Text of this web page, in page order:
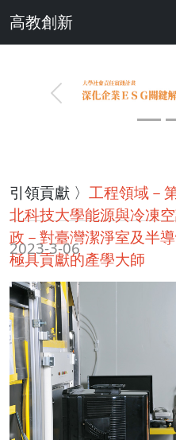
高教創新
Previous
引領貢獻 〉 工程領域－
北科技大學能源與冷凍
政－對臺灣潔淨室及半
極具貢獻的產學大師
2023-3-06